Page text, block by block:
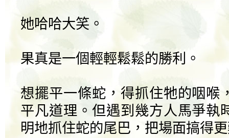
她哈哈大笑。
果真是一個輕輕鬆鬆的勝利。
想擺平一條蛇，得抓住牠的咽喉
平凡道理。但遇到幾方人馬爭執
明地抓住蛇的尾巴，把場面搞得